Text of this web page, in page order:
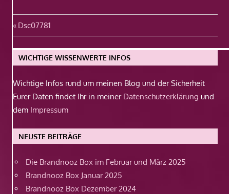
Beitragsnavigation
Vorheriger
Beitrag:
Dsc07781
WICHTIGE WISSENWERTE INFOS
Wichtige Infos rund um meinen Blog und der Sicherheit
Eurer Daten findet Ihr in meiner Datenschutzerklärung und
dem Impressum
NEUSTE BEITRÄGE
Die Brandnooz Box im Februar und März 2025
Brandnooz Box Januar 2025
Brandnooz Box Dezember 2024